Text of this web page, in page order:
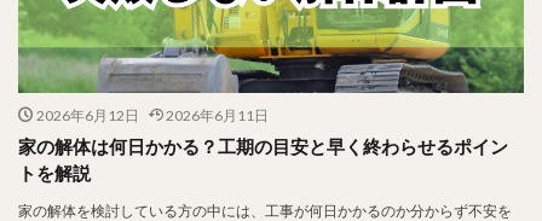
2026年6月12日 2026年6月11日
家の解体は何日かかる？工期の目安と早く終わらせるポイン
トを解説
家の解体を検討している方の中には、工事が何日かかるのか分からず不安を